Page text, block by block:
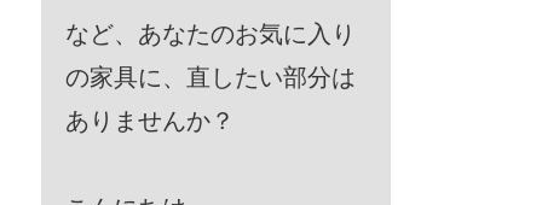
など、あなたのお気に入り
の家具に、直したい部分は
ありませんか？